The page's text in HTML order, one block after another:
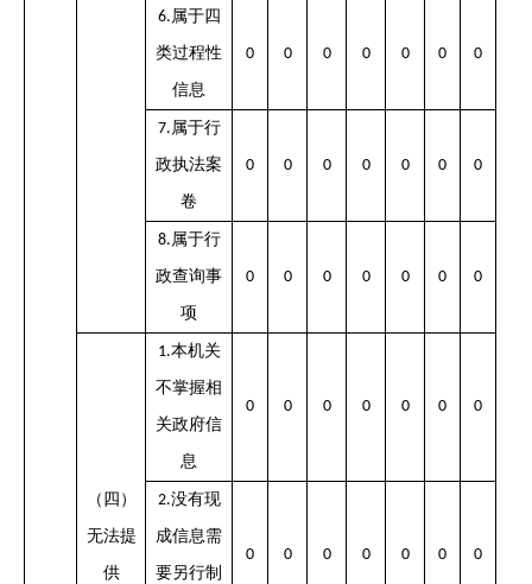
6. 属于四
类过程性
信息
0 0 0 0 0 0 0
7. 属于行
政执法案
卷
0 0 0 0 0 0 0
8. 属于行
政查询事
项
0 0 0 0 0 0 0
（四）
无法提
供
1.本机关
不掌握相
关政府信
息
0 0 0 0 0 0 0
2.没有现
成信息需
要另行制
0 0 0 0 0 0 0